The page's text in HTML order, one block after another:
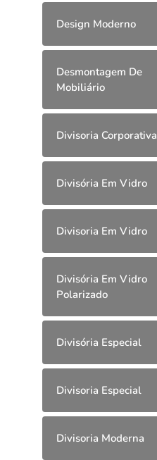
Design Moderno
Desmontagem De
Mobiliário
Divisoria Corporativa
Divisória Em Vidro
Divisoria Em Vidro
Divisória Em Vidro
Polarizado
Divisória Especial
Divisoria Especial
Divisoria Moderna